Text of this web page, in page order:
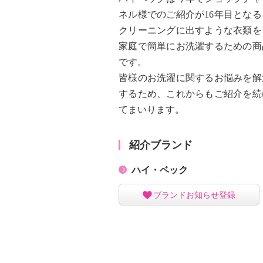
ネル様でのご紹介が16年目となる
クリーニングに出すような衣類
家庭で簡単にお洗濯するための商
です。
皆様のお洗濯に関するお悩みを
するため、これからもご紹介を続
てまいります。
紹介ブランド
ハイ・ベック
ブランドお知らせ登録